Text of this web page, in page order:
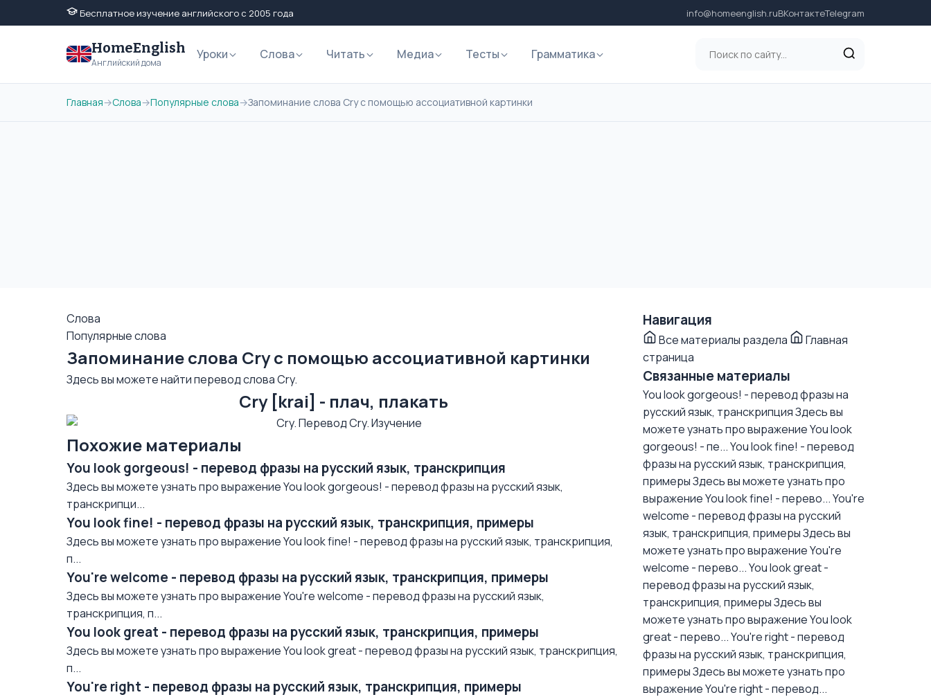
Бесплатное изучение английского с 2005 года info@homeenglish.ruВКонтактеTelegram
HomeEnglish
Английский дома
Уроки Слова Читать Медиа Тесты Грамматика
Главная→Слова→Популярные слова→Запоминание слова Cry с помощью ассоциативной картинки
Слова
Популярные слова
Запоминание слова Cry с помощью ассоциативной картинки
Здесь вы можете найти перевод слова Cry.
Cry [krai] - плач, плакать
Похожие материалы
You look gorgeous! - перевод фразы на русский язык, транскрипция
Здесь вы можете узнать про выражение You look gorgeous! - перевод фразы на русский язык,
транскрипци...
You look fine! - перевод фразы на русский язык, транскрипция, примеры
Здесь вы можете узнать про выражение You look fine! - перевод фразы на русский язык, транскрипция,
п...
You're welcome - перевод фразы на русский язык, транскрипция, примеры
Здесь вы можете узнать про выражение You're welcome - перевод фразы на русский язык,
транскрипция, п...
You look great - перевод фразы на русский язык, транскрипция, примеры
Здесь вы можете узнать про выражение You look great - перевод фразы на русский язык, транскрипция,
п...
You're right - перевод фразы на русский язык, транскрипция, примеры
Навигация
Все материалы раздела
Главная
страница
Связанные материалы
You look gorgeous! - перевод фразы на
русский язык, транскрипцияЗдесь вы
можете узнать про выражение You look
gorgeous! - пе...You look fine! - перевод
фразы на русский язык, транскрипция,
примерыЗдесь вы можете узнать про
выражение You look fine! - перево...You're
welcome - перевод фразы на русский
язык, транскрипция, примерыЗдесь вы
можете узнать про выражение You're
welcome - перево...You look great -
перевод фразы на русский язык,
транскрипция, примерыЗдесь вы
можете узнать про выражение You look
great - перево...You're right - перевод
фразы на русский язык, транскрипция,
примерыЗдесь вы можете узнать про
выражение You're right - перевод...